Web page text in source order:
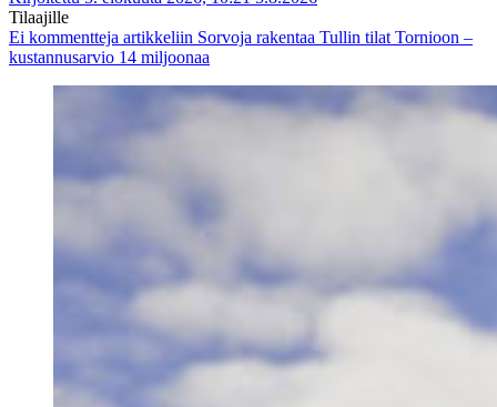
Tilaajille
Ei kommentteja artikkeliin Sorvoja rakentaa Tullin tilat Tornioon –
kustannusarvio 14 miljoonaa